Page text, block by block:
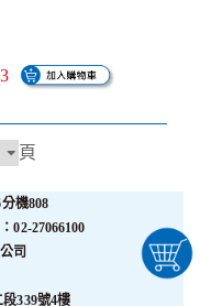
頁
機808
02-27066100
公司
339號4樓